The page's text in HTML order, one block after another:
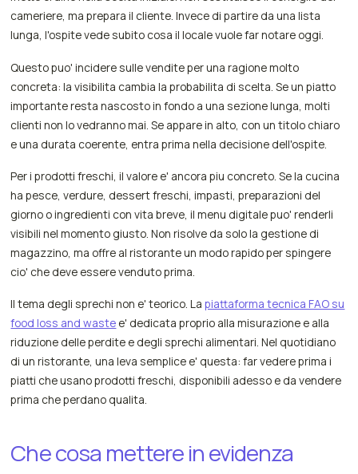
cameriere, ma prepara il cliente. Invece di partire da una lista
lunga, l'ospite vede subito cosa il locale vuole far notare oggi.
Questo puo' incidere sulle vendite per una ragione molto
concreta: la visibilita cambia la probabilita di scelta. Se un piatto
importante resta nascosto in fondo a una sezione lunga, molti
clienti non lo vedranno mai. Se appare in alto, con un titolo chiaro
e una durata coerente, entra prima nella decisione dell'ospite.
Per i prodotti freschi, il valore e' ancora piu concreto. Se la cucina
ha pesce, verdure, dessert freschi, impasti, preparazioni del
giorno o ingredienti con vita breve, il menu digitale puo' renderli
visibili nel momento giusto. Non risolve da solo la gestione di
magazzino, ma offre al ristorante un modo rapido per spingere
cio' che deve essere venduto prima.
Il tema degli sprechi non e' teorico. Lapiattaforma tecnica FAO su
food loss and waste e' dedicata proprio alla misurazione e alla
riduzione delle perdite e degli sprechi alimentari. Nel quotidiano
di un ristorante, una leva semplice e' questa: far vedere prima i
piatti che usano prodotti freschi, disponibili adesso e da vendere
prima che perdano qualita.
Che cosa mettere in evidenza